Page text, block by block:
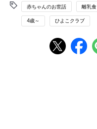
赤ちゃんのお世話 離乳食
4歳～ ひよこクラブ